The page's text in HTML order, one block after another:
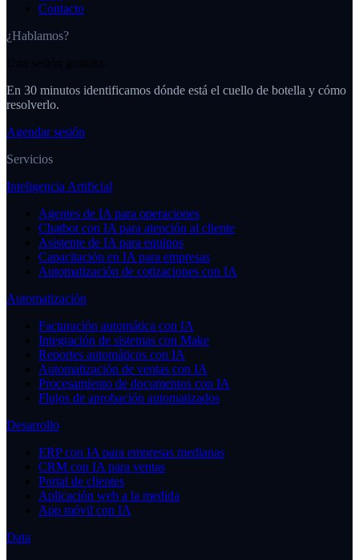
Contacto
¿Hablamos?
En 30 minutos identificamos dónde está el cuello de botella y cómo
resolverlo.
Agendar sesión
Servicios
Inteligencia Artificial
Agentes de IA para operaciones
Chatbot con IA para atención al cliente
Asistente de IA para equipos
Capacitación en IA para empresas
Automatización de cotizaciones con IA
Automatización
Facturación automática con IA
Integración de sistemas con Make
Reportes automáticos con IA
Automatización de ventas con IA
Procesamiento de documentos con IA
Flujos de aprobación automatizados
Desarrollo
ERP con IA para empresas medianas
CRM con IA para ventas
Portal de clientes
Aplicación web a la medida
App móvil con IA
Data